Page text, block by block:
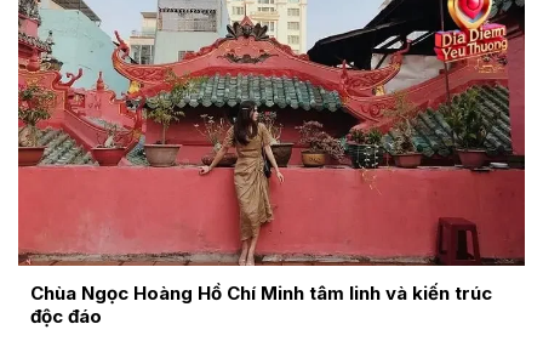
Chùa Ngọc Hoàng Hồ Chí Minh tâm linh và kiến trúc
độc đáo